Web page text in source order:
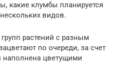
какие клумбы планируется
видов.
растений с разным
по очереди, за счет
наполнена цветущими